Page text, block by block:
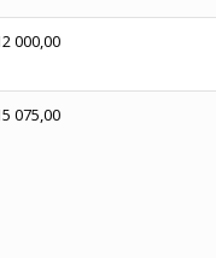
000,00
075,00